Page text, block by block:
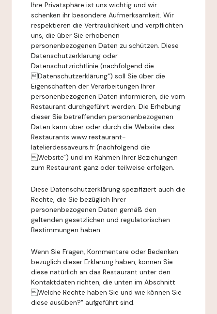
Ihre Privatsphäre ist uns wichtig und wir
schenken ihr besondere Aufmerksamkeit. Wir
respektieren die Vertraulichkeit und verpflichten
uns, die über Sie erhobenen
personenbezogenen Daten zu schützen. Diese
Datenschutzerklärung oder
Datenschutzrichtlinie (nachfolgend die
Datenschutzerklärung") soll Sie über die
Eigenschaften der Verarbeitungen Ihrer
personenbezogenen Daten informieren, die vom
Restaurant durchgeführt werden. Die Erhebung
dieser Sie betreffenden personenbezogenen
Daten kann über oder durch die Website des
Restaurants www.restaurant-
latelierdessaveurs.fr (nachfolgend die
Website") und im Rahmen Ihrer Beziehungen
zum Restaurant ganz oder teilweise erfolgen.
Diese Datenschutzerklärung spezifiziert auch die
Rechte, die Sie bezüglich Ihrer
personenbezogenen Daten gemäß den
geltenden gesetzlichen und regulatorischen
Bestimmungen haben.
Wenn Sie Fragen, Kommentare oder Bedenken
bezüglich dieser Erklärung haben, können Sie
diese natürlich an das Restaurant unter den
Kontaktdaten richten, die unten im Abschnitt
Welche Rechte haben Sie und wie können Sie
diese ausüben?" aufgeführt sind.